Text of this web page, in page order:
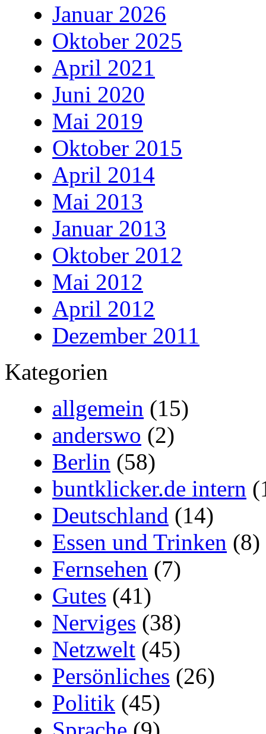
Januar 2026
Oktober 2025
April 2021
Juni 2020
Mai 2019
Oktober 2015
April 2014
Mai 2013
Januar 2013
Oktober 2012
Mai 2012
April 2012
Dezember 2011
Kategorien
allgemein (15)
anderswo (2)
Berlin (58)
buntklicker.de intern
Deutschland (14)
Essen und Trinken (8)
Fernsehen (7)
Gutes (41)
Nerviges (38)
Netzwelt (45)
Persönliches (26)
Politik (45)